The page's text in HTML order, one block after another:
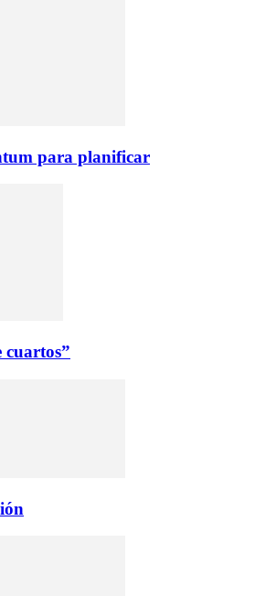
para planificar
cuartos”